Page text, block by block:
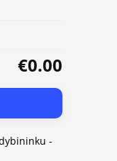
€0.00
-